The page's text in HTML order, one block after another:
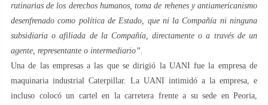
rutinarias de los derechos humanos, toma de rehenes y antiamericanismo
desenfrenado como política de Estado, que ni la Compañía ni ninguna
subsidiaria o afiliada de la Compañía, directamente o a través de un
agente, representante o intermediario”.
Una de las empresas a las que se dirigió la UANI fue la empresa de
maquinaria industrial Caterpillar. La UANI intimidó a la empresa, e
incluso colocó un cartel en la carretera frente a su sede en Peoria,